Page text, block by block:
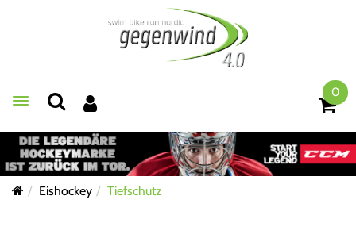
Toggle navigation
0
Eishockey Tiefschutz